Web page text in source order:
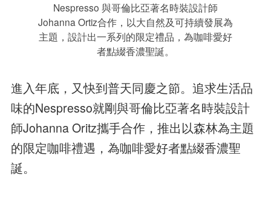
Nespresso 與哥倫比亞著名時裝設計師
Johanna Ortiz合作，以大自然及可持續發展為
主題，設計出一系列的限定禮品，為咖啡愛好
者點綴香濃聖誕。
進入年底，又快到普天同慶之節。追求生活品
味的Nespresso就剛與哥倫比亞著名時裝設計
師Johanna Oritz攜手合作，推出以森林為主題
的限定咖啡禮遇，為咖啡愛好者點綴香濃聖
誕。